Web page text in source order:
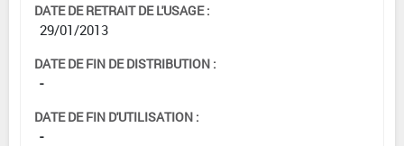
DATE DE RETRAIT DE L'USAGE :
29/01/2013
DATE DE FIN DE DISTRIBUTION :
-
DATE DE FIN D'UTILISATION :
-